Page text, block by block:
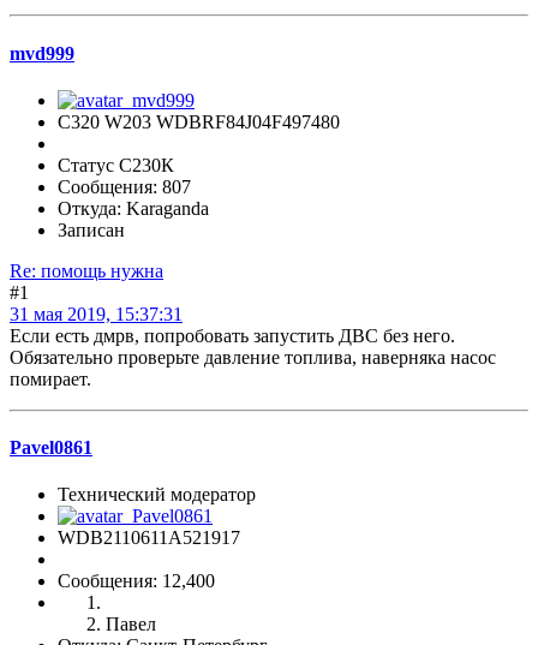
mvd999
C320 W203 WDBRF84J04F497480
Статус С230К
Сообщения: 807
Откуда: Karaganda
Записан
Re: помощь нужна
#1
31 мая 2019, 15:37:31
Если есть дмрв, попробовать запустить ДВС без него.
Обязательно проверьте давление топлива, наверняка насос
помирает.
Pavel0861
Технический модератор
WDB2110611A521917
Сообщения: 12,400
Павел